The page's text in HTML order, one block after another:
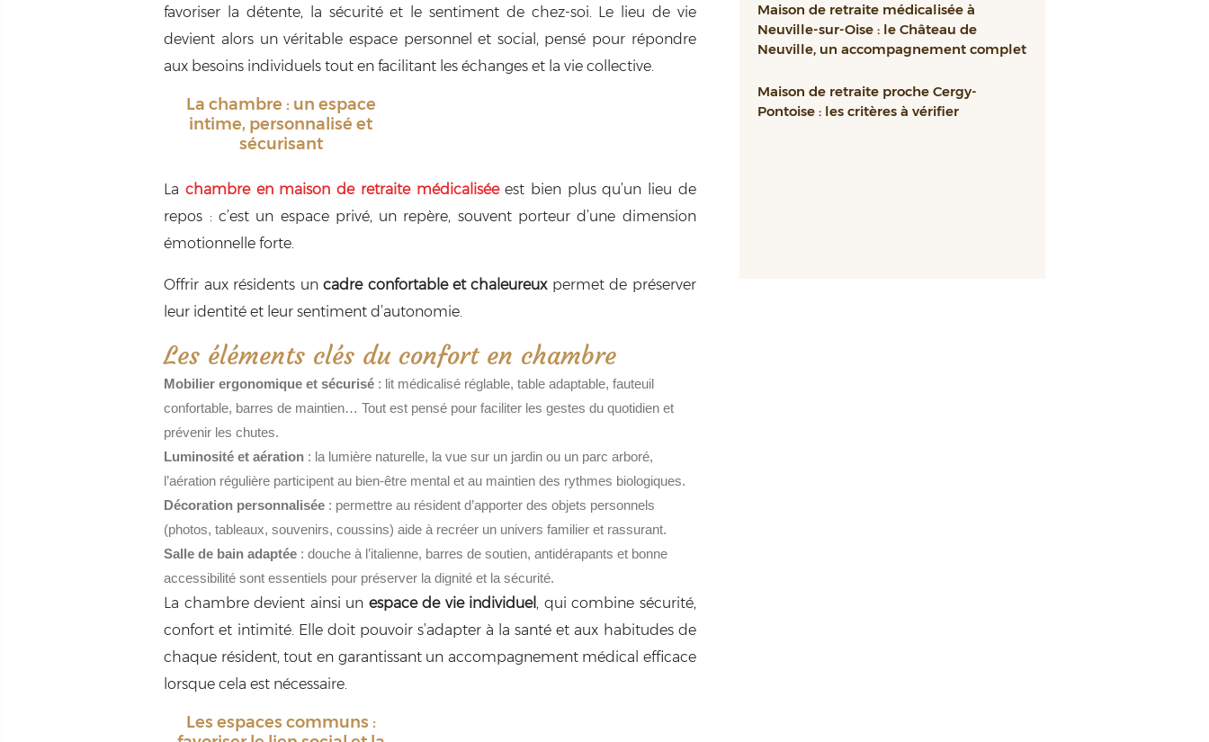
favoriser la détente, la sécurité et le sentiment de chez-soi. Le lieu de vie
devient alors un véritable espace personnel et social, pensé pour répondre
aux besoins individuels tout en facilitant les échanges et la vie collective.
La chambre : un espace
intime, personnalisé et
sécurisant
Lachambre en maison de retraite médicaliséeest bien plus qu’un lieu de
repos : c’est un espace privé, un repère, souvent porteur d’une dimension
émotionnelle forte.
Offrir aux résidents uncadre confortable et chaleureuxpermet de préserver
leur identité et leur sentiment d’autonomie.
Les éléments clés du confort en chambre
Mobilier ergonomique et sécurisé : lit médicalisé réglable, table adaptable, fauteuil
confortable, barres de maintien… Tout est pensé pour faciliter les gestes du quotidien et
prévenir les chutes.
Luminosité et aération : la lumière naturelle, la vue sur un jardin ou un parc arboré,
l’aération régulière participent au bien-être mental et au maintien des rythmes biologiques.
Décoration personnalisée : permettre au résident d’apporter des objets personnels
(photos, tableaux, souvenirs, coussins) aide à recréer un univers familier et rassurant.
Salle de bain adaptée : douche à l’italienne, barres de soutien, antidérapants et bonne
accessibilité sont essentiels pour préserver la dignité et la sécurité.
La chambre devient ainsi un espace de vie individuel , qui combine sécurité,
confort et intimité. Elle doit pouvoir s’adapter à la santé et aux habitudes de
chaque résident, tout en garantissant un accompagnement médical efficace
lorsque cela est nécessaire.
Les espaces communs :
Maison de retraite médicalisée à
Neuville-sur-Oise : le Château de
Neuville, un accompagnement complet
Maison de retraite proche Cergy-
Pontoise : les critères à vérifier